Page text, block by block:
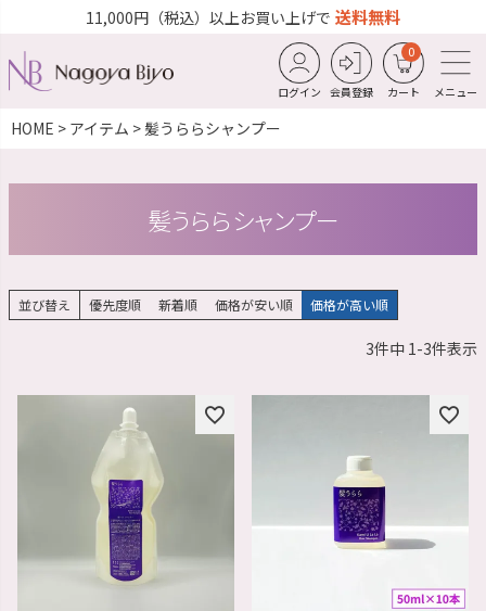
11,000円（税込）以上お買い上げで 送料無料
ログイン 会員登録 カート
0
メニュー
HOME アイテム 髪うららシャンプー
髪うららシャンプー
並び替え 優先度順 新着順 価格が安い順 価格が高い順
3件中 1-3件表示